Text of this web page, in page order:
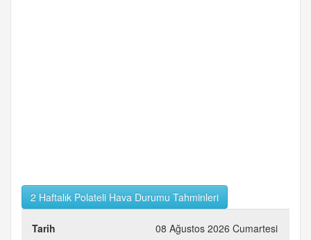
2 Haftalık Polateli Hava Durumu Tahminleri
08 Ağustos 2026 Cumartesi